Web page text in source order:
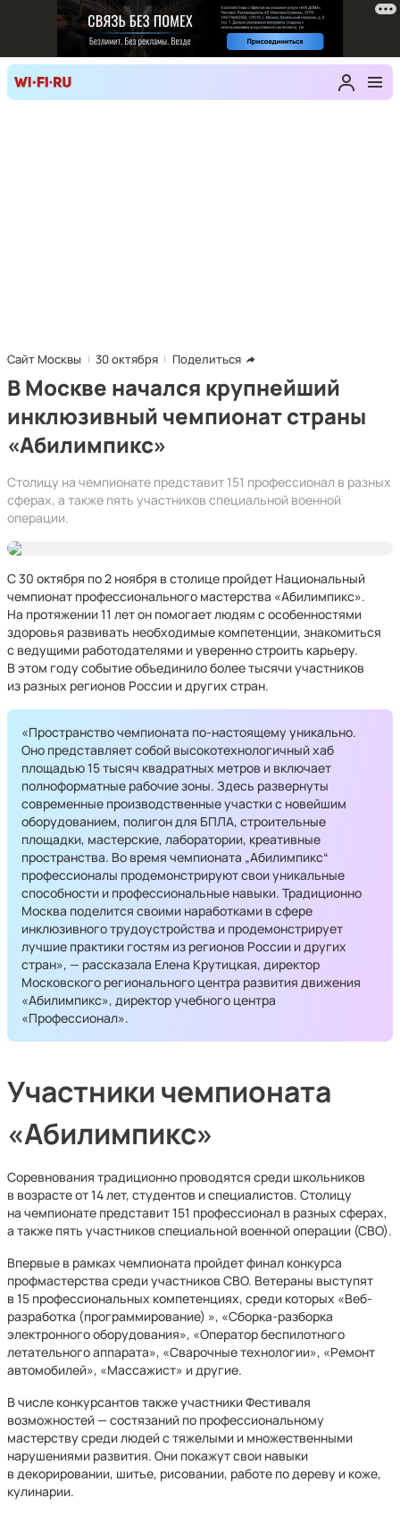
Сайт Москвы 30 октября Поделиться
В Москве начался крупнейший
инклюзивный чемпионат страны
«Абилимпикс»
Столицу на чемпионате представит 151 профессионал в разных
сферах, а также пять участников специальной военной
операции.
С 30 октября по 2 ноября в столице пройдет Национальный
чемпионат профессионального мастерства «Абилимпикс».
На протяжении 11 лет он помогает людям с особенностями
здоровья развивать необходимые компетенции, знакомиться
с ведущими работодателями и уверенно строить карьеру.
В этом году событие объединило более тысячи участников
из разных регионов России и других стран.
«Пространство чемпионата по-настоящему уникально.
Оно представляет собой высокотехнологичный хаб
площадью 15 тысяч квадратных метров и включает
полноформатные рабочие зоны. Здесь развернуты
современные производственные участки с новейшим
оборудованием, полигон для БПЛА, строительные
площадки, мастерские, лаборатории, креативные
пространства. Во время чемпионата „Абилимпикс“
профессионалы продемонстрируют свои уникальные
способности и профессиональные навыки. Традиционно
Москва поделится своими наработками в сфере
инклюзивного трудоустройства и продемонстрирует
лучшие практики гостям из регионов России и других
стран», — рассказала Елена Крутицкая, директор
Московского регионального центра развития движения
«Абилимпикс», директор учебного центра
«Профессионал».
Участники чемпионата
«Абилимпикс»
Соревнования традиционно проводятся среди школьников
в возрасте от 14 лет, студентов и специалистов. Столицу
на чемпионате представит 151 профессионал в разных сферах,
а также пять участников специальной военной операции (СВО).
Впервые в рамках чемпионата пройдет финал конкурса
профмастерства среди участников СВО. Ветераны выступят
в 15 профессиональных компетенциях, среди которых «Веб-
разработка (программирование) », «Сборка-разборка
электронного оборудования», «Оператор беспилотного
летательного аппарата», «Сварочные технологии», «Ремонт
автомобилей», «Массажист» и другие.
В числе конкурсантов также участники Фестиваля
возможностей — состязаний по профессиональному
мастерству среди людей с тяжелыми и множественными
нарушениями развития. Они покажут свои навыки
в декорировании, шитье, рисовании, работе по дереву и коже,
кулинарии.